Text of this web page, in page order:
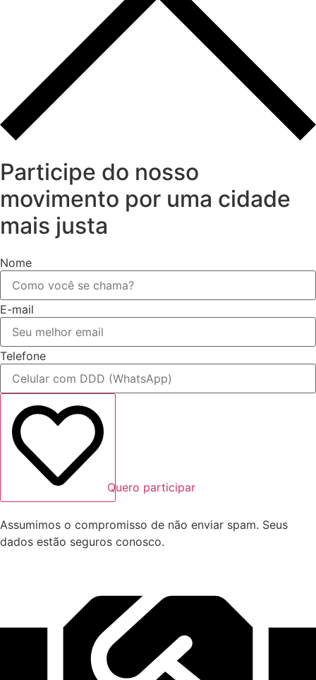
Participe do nosso
movimento por uma cidade
mais justa
Nome
E-mail
Telefone
Quero participar
Assumimos o compromisso de não enviar spam. Seus
dados estão seguros conosco.